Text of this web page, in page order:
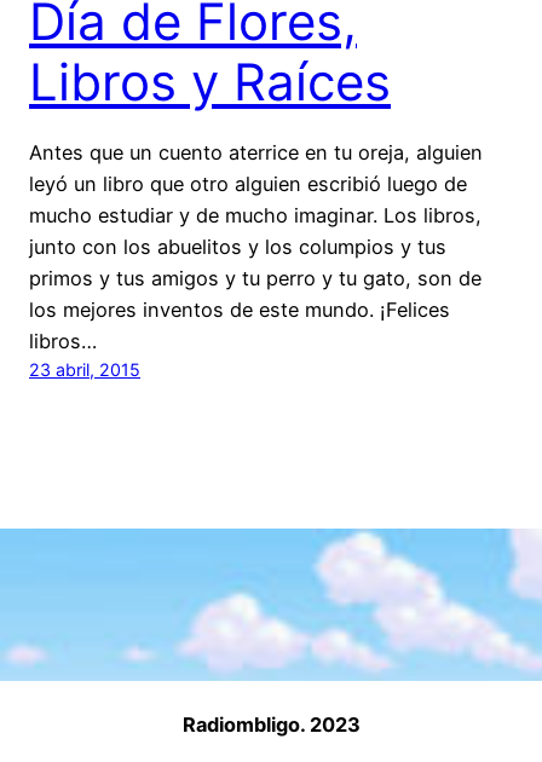
Día de Flores,
Libros y Raíces
Antes que un cuento aterrice en tu oreja, alguien
leyó un libro que otro alguien escribió luego de
mucho estudiar y de mucho imaginar. Los libros,
junto con los abuelitos y los columpios y tus
primos y tus amigos y tu perro y tu gato, son de
los mejores inventos de este mundo. ¡Felices
libros…
23 abril, 2015
Radiombligo. 2023